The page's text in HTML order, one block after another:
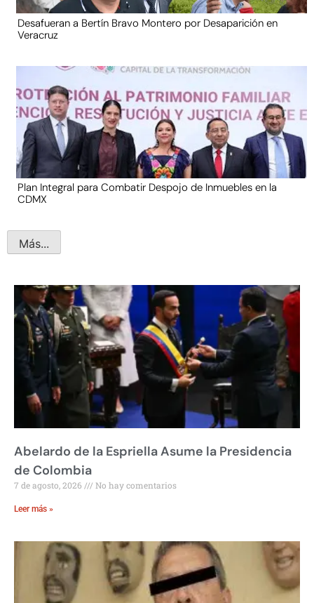
Desafueran a Bertín Bravo Montero por Desaparición en
Veracruz
Plan Integral para Combatir Despojo de Inmuebles en la
CDMX
Más...
Abelardo de la Espriella Asume la Presidencia
de Colombia
7 de agosto, 2026 No hay comentarios
Leer más »